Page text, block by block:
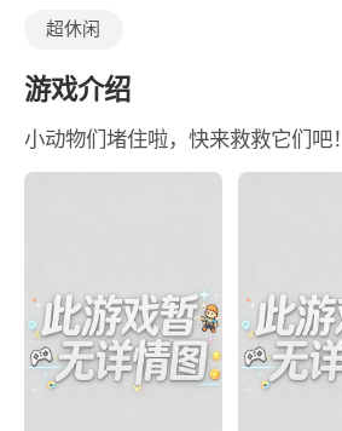
超休闲
游戏介绍
小动物们堵住啦，快来救救它们吧！